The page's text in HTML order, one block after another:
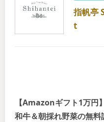
指帆亭
t
【Amazonギフト1万
和牛＆朝採れ野菜の無